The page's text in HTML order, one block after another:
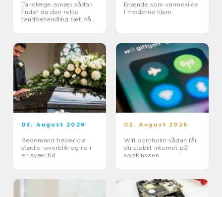
Tandlæge asnæs sådan
finder du den rette
tandbehandling tæt på
Brænde som varmekilde
i moderne hjem
03. August 2026
Bedemand fredericia
støtte, overblik og ro i
en svær tid
02. August 2026
Wifi bornholm sådan får
du stabilt internet på
solskinsøen